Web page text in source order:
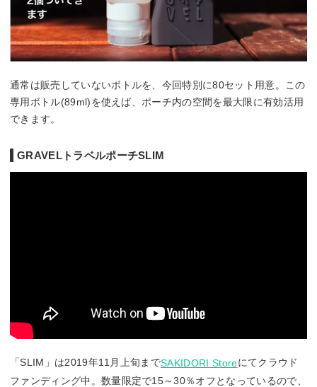
通常は販売していないボトルを、今回特別に80セット用意。この
専用ボトル(89ml)を使えば、ポーチ内の空間を最大限に有効活用
できます。
GRAVELトラベルポーチSLIM
「SLIM」は2019年11月上旬までSAKIDORI Storeにてクラウド
ファンディング中。数量限定で15～30％オフとなっているので、